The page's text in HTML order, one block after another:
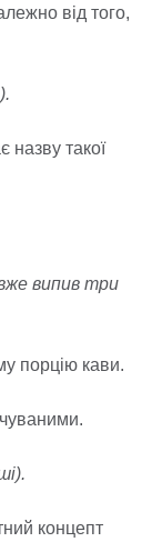
від того,
назву такої
випив три
порцію кави.
концепт